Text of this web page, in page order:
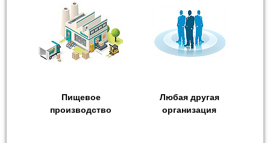
Пищевое
производство
Любая другая
организация